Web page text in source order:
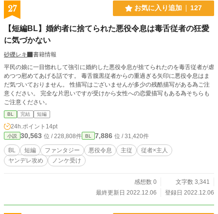
いに、解放の条件を子供とした。 道具のように子供を作るこ
とを強いられたルディは、果たして自分の自由のために新た
らすじだと、若干内容とずれが発生しましたが気のせいで
きたかった、などと筆者は供述しており…… ・数話は続くか
もしれませんがそれ以上の続きなどない(*＾ー＾*)ﾆｺｯ! ・本文
に既視感ありまくりかもしれませんが愛早の書くえろにバリ
エーションなど存在しません。 ・婚約破棄され（ryの殿下も1
歩間違うとこうなった……かもしれない。 ・世界観が婚約破
27 お気に入り追加 127
【短編BL】婚約者に捨てられた悪役令息は毒舌従者の狂愛
に気づかない
砂礫レキ
書籍情報
平民の娘に一目惚れして強引に婚約した悪役令息が捨てられたのを毒舌従者が虐
めつつ慰めてあげる話です。 毒舌腹黒従者からの重過ぎる矢印に悪役令息はま
だ気づいておりません。 性描写はございませんが多少の残酷描写がある為ご注
意ください。 完全な片思いですが受けから女性への恋愛描写もある為そちらも
ご注意ください。
BL 完結 短編
24h.ポイント 14pt
小説 30,563 位 / 228,808件 BL 7,886 位 / 31,420件
BL 短編 ファンタジー 悪役令息 主従
従者×主人
ヤンデレ攻め
ノンケ受け
感想数 0
文字数 3,341
最終更新日 2022.12.06
登録日 2022.12.06